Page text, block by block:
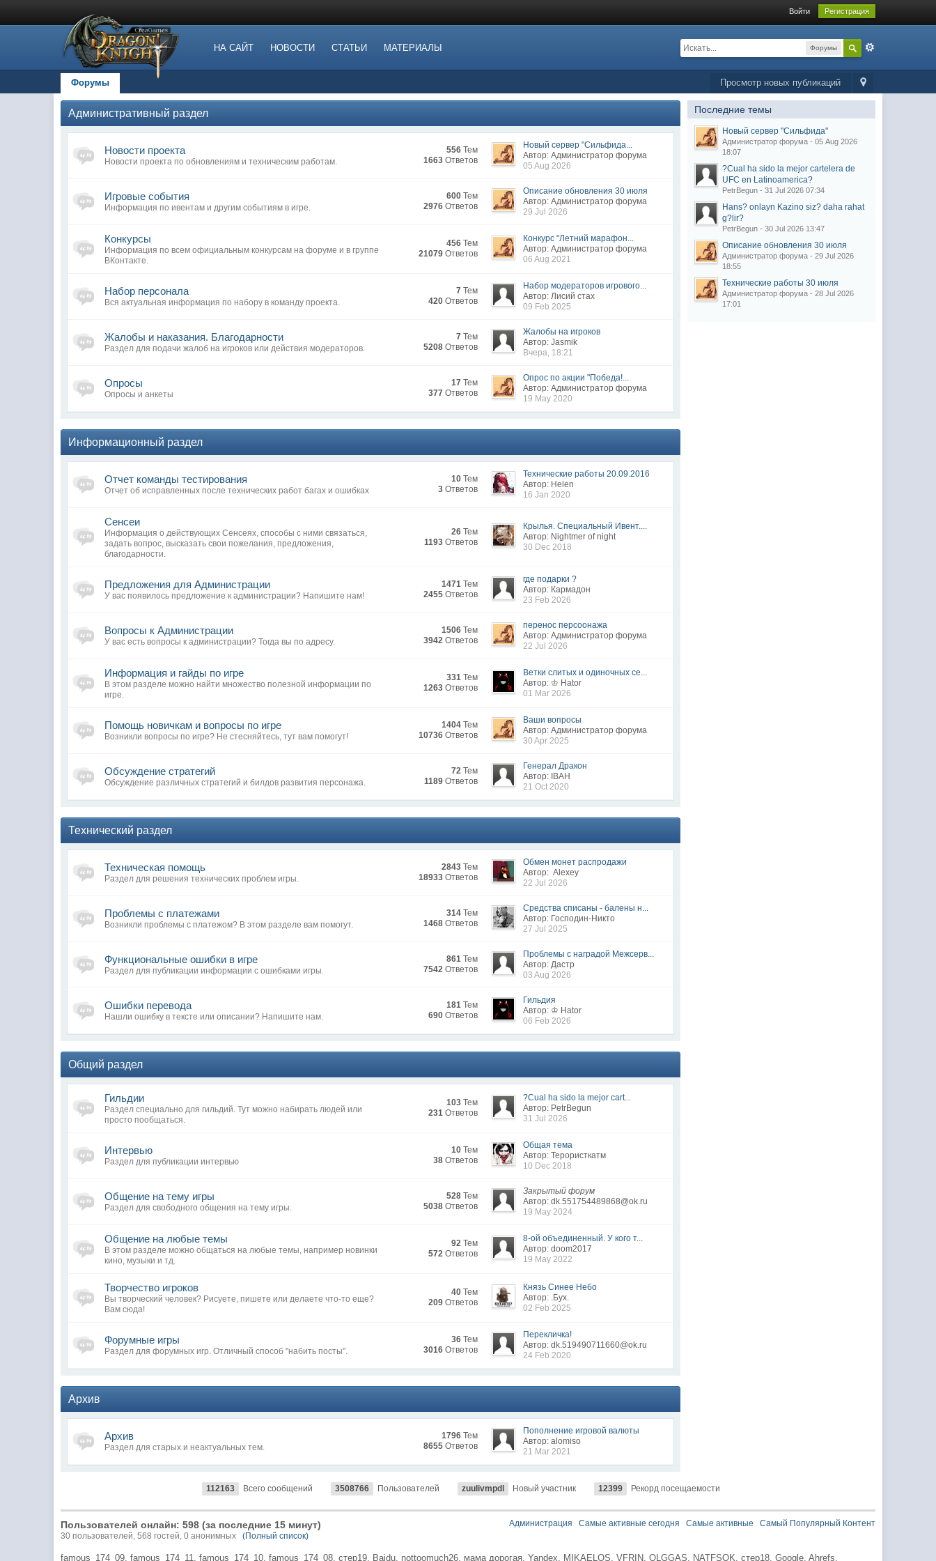
Войти Регистрация
НА САЙТ НОВОСТИ СТАТЬИ МАТЕРИАЛЫ Форумы
Просмотр новых публикаций
Форумы
Административный раздел
Новости проекта
Новости проекта по обновлениям и техническим работам.
556 Тем
1663 Ответов
Новый сервер "Сильфида...
Автор: Администратор форума
05 Aug 2026
Игровые события
Информация по ивентам и другим событиям в игре.
600 Тем
2976 Ответов
Описание обновления 30 июля
Автор: Администратор форума
29 Jul 2026
Конкурсы
Информация по всем официальным конкурсам на форуме и в группе
ВКонтакте.
456 Тем
21079 Ответов
Конкурс "Летний марафон...
Автор: Администратор форума
06 Aug 2021
Набор персонала
Вся актуальная информация по набору в команду проекта.
7 Тем
420 Ответов
Набор модераторов игрового...
Автор: Лисий стах
09 Feb 2025
Жалобы и наказания. Благодарности
Раздел для подачи жалоб на игроков или действия модераторов.
7 Тем
5208 Ответов
Жалобы на игроков
Автор: Jasmik
Вчера, 18:21
Опросы
Опросы и анкеты
17 Тем
377 Ответов
Опрос по акции "Победа!...
Автор: Администратор форума
19 May 2020
Информационный раздел
Отчет команды тестирования
Отчет об исправленных после технических работ багах и ошибках
10 Тем
3 Ответов
Технические работы 20.09.2016
Автор: Нelen
16 Jan 2020
Сенсеи
Информация о действующих Сенсеях, способы с ними связаться,
задать вопрос, высказать свои пожелания, предложения,
благодарности.
26 Тем
1193 Ответов
Крылья. Специальный Ивент....
Автор: Nightmer of night
30 Dec 2018
Предложения для Администрации
У вас появилось предложение к администрации? Напишите нам!
1471 Тем
2455 Ответов
где подарки ?
Автор: Кармадон
23 Feb 2026
Вопросы к Администрации
У вас есть вопросы к администрации? Тогда вы по адресу.
1506 Тем
3942 Ответов
перенос персоонажа
Автор: Администратор форума
22 Jul 2026
Информация и гайды по игре
В этом разделе можно найти множество полезной информации по
игре.
331 Тем
1263 Ответов
Ветки слитых и одиночных се...
Автор: ♔ Hator
01 Mar 2026
Помощь новичкам и вопросы по игре
Возникли вопросы по игре? Не стесняйтесь, тут вам помогут!
1404 Тем
10736 Ответов
Ваши вопросы
Автор: Администратор форума
30 Apr 2025
Обсуждение стратегий
Обсуждение различных стратегий и билдов развития персонажа.
72 Тем
1189 Ответов
Генерал Дракон
Автор: IВAH
21 Oct 2020
Технический раздел
Техническая помощь
Раздел для решения технических проблем игры.
2843 Тем
18933 Ответов
Обмен монет распродажи
Автор: Alexey
22 Jul 2026
Проблемы с платежами
Возникли проблемы с платежом? В этом разделе вам помогут.
314 Тем
1468 Ответов
Средства списаны - балены н...
Автор: Господин-Никто
27 Jul 2025
Функциональные ошибки в игре
Раздел для публикации информации с ошибками игры.
861 Тем
7542 Ответов
Проблемы с наградой Межсерв...
Автор: Дастр
03 Aug 2026
Ошибки перевода
Нашли ошибку в тексте или описании? Напишите нам.
181 Тем
690 Ответов
Гильдия
Автор: ♔ Hator
06 Feb 2026
Общий раздел
Гильдии
Раздел специально для гильдий. Тут можно набирать людей или
просто пообщаться.
103 Тем
231 Ответов
?Cual ha sido la mejor cart...
Автор: PetrBegun
31 Jul 2026
Интервью
Раздел для публикации интервью
10 Тем
38 Ответов
Общая тема
Автор: Терористкатм
10 Dec 2018
Общение на тему игры
Раздел для свободного общения на тему игры.
528 Тем
5038 Ответов
Закрытый форум
Автор: dk.551754489868@ok.ru
19 May 2024
Общение на любые темы
В этом разделе можно общаться на любые темы, например новинки
кино, музыки и тд.
92 Тем
572 Ответов
8-ой объединенный. У кого т...
Автор: doom2017
19 May 2022
Творчество игроков
Вы творческий человек? Рисуете, пишете или делаете что-то еще?
Вам сюда!
40 Тем
209 Ответов
Князь Синее Небо
Автор: .Бyx.
02 Feb 2025
Форумные игры
Раздел для форумных игр. Отличный способ "набить посты".
36 Тем
3016 Ответов
Перекличка!
Автор: dk.519490711660@ok.ru
24 Feb 2020
Архив
Архив
Раздел для старых и неактуальных тем.
1796 Тем
8655 Ответов
Пополнение игровой валюты
Автор: alomiso
21 Mar 2021
Последние темы
Новый сервер "Сильфида"
Администратор форума - 05 Aug 2026
18:07
?Cual ha sido la mejor cartelera de
UFC en Latinoamerica?
PetrBegun - 31 Jul 2026 07:34
Hans? onlayn Kazino siz? daha rahat
g?lir?
PetrBegun - 30 Jul 2026 13:47
Описание обновления 30 июля
Администратор форума - 29 Jul 2026
18:55
Технические работы 30 июля
Администратор форума - 28 Jul 2026
17:01
112163 Всего сообщений 3508766 Пользователей zuulivmpdl Новый участник 12399 Рекорд посещаемости
Администрация Самые активные сегодня Самые активные Самый Популярный Контент
Пользователей онлайн: 598 (за последние 15 минут)
30 пользователей, 568 гостей, 0 анонимных(Полный список)
famous_174_09, famous_174_11, famous_174_10, famous_174_08, стер19, Baidu, nottoomuch26, мама дорогая, Yandex, MIKAELOS, VFRIN, OLGGAS, NATFSOK, стер18, Google, Ahrefs,